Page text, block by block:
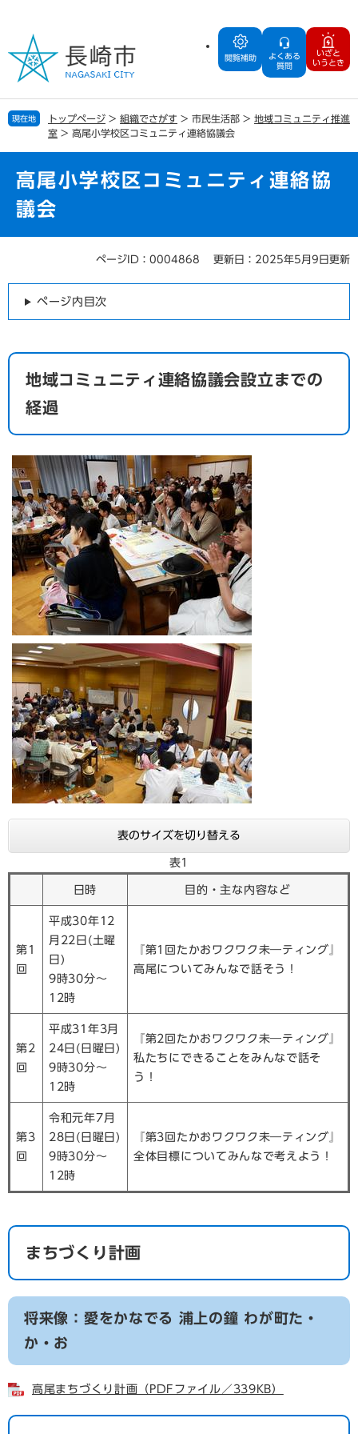
の
で
す
ー
ば
し
閲覧補助
よくある
質問
いざと
いうとき
現在地 トップページ > 組織でさがす > 市民生活部 > 地域コミュニティ推進
室 > 高尾小学校区コミュニティ連絡協議会
高尾小学校区コミュニティ連絡協
議会
ページID：0004868 更新日：2025年5月9日更新
ページ内目次
地域コミュニティ連絡協議会設立までの
経過
表のサイズを切り替える
表1
日時 目的・主な内容など
第1
回
平成30年12
月22日(土曜
日)
9時30分～
12時
『第1回たかおワクワク未―ティング』
高尾についてみんなで話そう！
第2
回
平成31年3月
24日(日曜日)
9時30分～
12時
『第2回たかおワクワク未―ティング』
私たちにできることをみんなで話そ
う！
第3
回
令和元年7月
28日(日曜日)
9時30分～
12時
『第3回たかおワクワク未―ティング』
全体目標についてみんなで考えよう！
まちづくり計画
将来像：愛をかなでる 浦上の鐘 わが町た・
か・お
高尾まちづくり計画（PDFファイル／339KB）